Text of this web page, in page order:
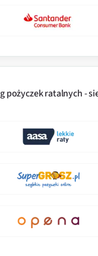
pożyczek ratalnych -